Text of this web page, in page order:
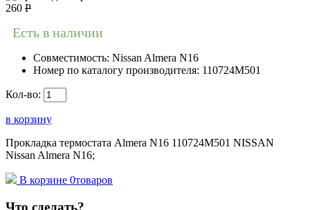
260 Р
Есть в наличии
Совместимость: Nissan Almera N16
Номер по каталогу производителя: 110724M501
Кол-во:
в корзину
Прокладка термостата Almera N16 110724M501 NISSAN
Nissan Almera N16;
В корзине 0товаров
Что сделать?